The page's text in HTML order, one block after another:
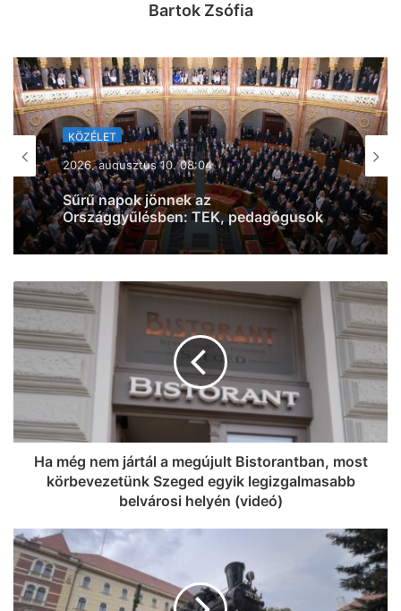
Bartok Zsófia
KÖZÉLET
2026, augusztus 10. 08:04
Sűrű napok jönnek az
Országgyűlésben: TEK, pedagógusok
és az új államfő is napirenden
KÖZÉLET
2026, augusztus 9. 10:28
Vitézy Dávid: Indul a projekt, 160km/h-
val fognak repeszteni a vonatok a
szegedi fővonalon
Ha még nem jártál a megújult Bistorantban, most
körbevezetünk Szeged egyik legizgalmasabb
belvárosi helyén (videó)